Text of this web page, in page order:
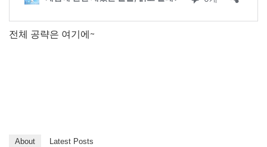
전체 공략은 여기에~
About Latest Posts